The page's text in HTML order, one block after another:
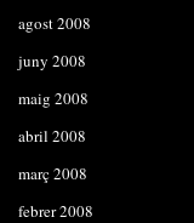
agost 2008
juny 2008
maig 2008
abril 2008
març 2008
febrer 2008